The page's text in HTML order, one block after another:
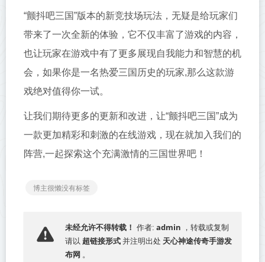
“颤抖吧三国”版本的新竞技场玩法，无疑是给玩家们
带来了一次全新的体验，它不仅丰富了游戏的内容，
也让玩家在游戏中有了更多展现自我能力和智慧的机
会，如果你是一名热爱三国历史的玩家,那么这款游
戏绝对值得你一试。
让我们期待更多的更新和改进，让“颤抖吧三国”成为
一款更加精彩和刺激的在线游戏，现在就加入我们的
阵营,一起探索这个充满激情的三国世界吧！
博主很懒没有标签
未经允许不得转载！ 作者: admin ，转载或复制
请以 超链接形式 并注明出处 天心神途传奇手游发
布网 。